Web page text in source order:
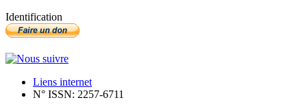
Identification
Liens internet
N° ISSN: 2257-6711